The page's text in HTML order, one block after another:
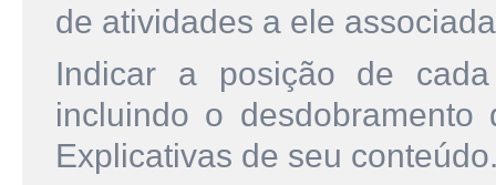
de atividades a ele
Indicar a posição de
incluindo o
Explicativas de seu